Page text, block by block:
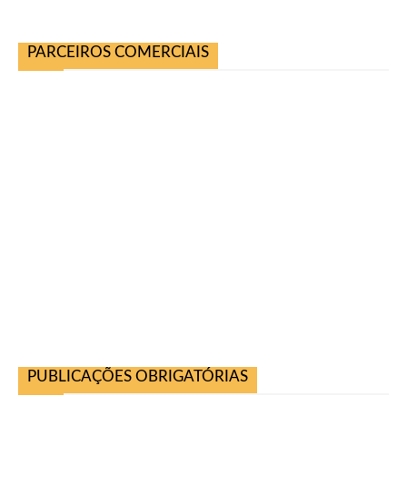
PARCEIROS COMERCIAIS
PUBLICAÇÕES OBRIGATÓRIAS